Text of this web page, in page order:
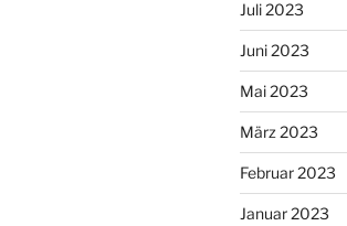
Juli 2023
Juni 2023
Mai 2023
März 2023
Februar 2023
Januar 2023